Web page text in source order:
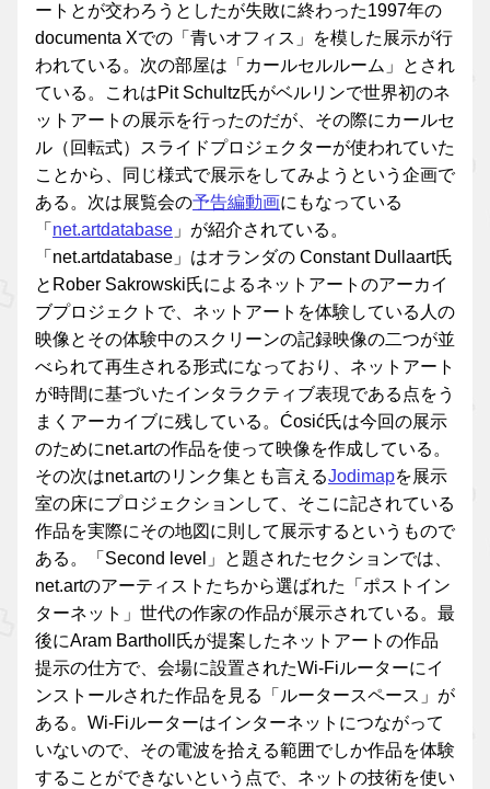
ートとが交わろうとしたが失敗に終わった1997年の
documenta Xでの「青いオフィス」を模した展示が行
われている。次の部屋は「カールセルルーム」とされ
ている。これはPit Schultz氏がベルリンで世界初のネ
ットアートの展示を行ったのだが、その際にカールセ
ル（回転式）スライドプロジェクターが使われていた
ことから、同じ様式で展示をしてみようという企画で
ある。次は展覧会の予告編動画にもなっている
「 net.artdatabase 」が紹介されている。
「net.artdatabase」はオランダの Constant Dullaart氏
とRober Sakrowski氏によるネットアートのアーカイ
ブプロジェクトで、ネットアートを体験している人の
映像とその体験中のスクリーンの記録映像の二つが並
べられて再生される形式になっており、ネットアート
が時間に基づいたインタラクティブ表現である点をう
まくアーカイブに残している。Ćosić氏は今回の展示
のためにnet.artの作品を使って映像を作成している。
その次はnet.artのリンク集とも言えるJodimapを展示
室の床にプロジェクションして、そこに記されている
作品を実際にその地図に則して展示するというもので
ある。「Second level」と題されたセクションでは、
net.artのアーティストたちから選ばれた「ポストイン
ターネット」世代の作家の作品が展示されている。最
後にAram Bartholl氏が提案したネットアートの作品
提示の仕方で、会場に設置されたWi-Fiルーターにイ
ンストールされた作品を見る「ルータースペース」が
ある。Wi-Fiルーターはインターネットにつながって
いないので、その電波を拾える範囲でしか作品を体験
することができないという点で、ネットの技術を使い